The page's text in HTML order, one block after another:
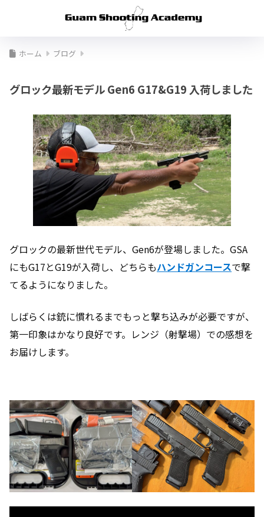
ホーム ブログ
グロック最新モデル Gen6 G17&G19 入荷しました
グロックの最新世代モデル、Gen6が登場しました。GSA
にもG17とG19が入荷し、どちらもハンドガンコースで撃
てるようになりました。
しばらくは銃に慣れるまでもっと撃ち込みが必要ですが、
第一印象はかなり良好です。レンジ（射撃場）での感想を
お届けします。